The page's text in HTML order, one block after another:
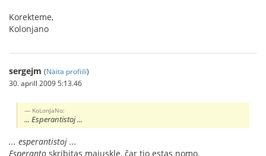
Korekteme,
Kolonjano
sergejm (Näita profiili)
30. aprill 2009 5:13.46
KoLonJaNo:
... Esperantistoj ...
... esperantistoj ...
Esperanto skribitas majuskle, ĉar tio estas nomo.